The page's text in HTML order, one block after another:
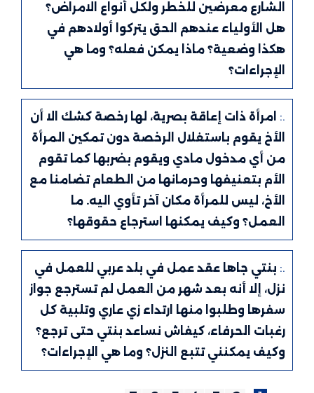
الشارع معرضين للخطر ولكل أنواع الامراض؟
هل الأولياء عندهم الحق يتركوا أولادهم في
هكذا وضعية؟ ماذا يمكن فعله؟ وما هي
الإجراءات؟
امرأة ذات إعاقة بصرية، لها رخصة كشك الا أن
الأخ يقوم باستغلال الرخصة دون تمكين المرأة
من أي مدخول مادي ويقوم بضربها كما تقوم
الأم بتعنيفها وحرمانها من الطعام تضامنا مع
الأخ، ليس للمرأة مكان آخر تأوي اليه. ما
العمل؟ وكيف يمكنها استرجاع حقوقها؟
بنتي جاها عقد عمل في بلد عربي للعمل في
نزل، إلا أنه بعد شهر من العمل لم تسترجع جواز
سفرها وطلبوا منها ارتداء زي عاري وتلبية كل
رغبات الحرفاء، كيفاش نساعد بنتي حتى ترجع؟
وكيف يمكنني تتبع النزل؟ وما هي الإجراءات؟